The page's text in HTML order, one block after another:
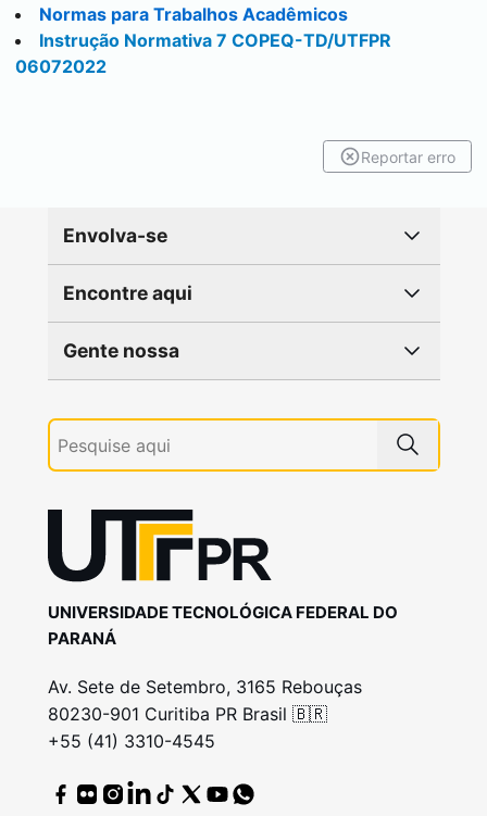
Normas para Trabalhos Acadêmicos
Instrução Normativa 7 COPEQ-TD/UTFPR
06072022
Reportar erro
Envolva-se
Encontre aqui
Gente nossa
UNIVERSIDADE TECNOLÓGICA FEDERAL DO
PARANÁ
Av. Sete de Setembro, 3165 Rebouças
80230-901 Curitiba PR Brasil 🇧🇷
+55 (41) 3310-4545